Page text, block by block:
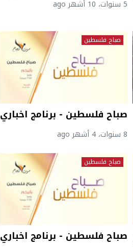
5 سنوات، 10 أشهر ago
صباح فلسطين
صباح فلسطين - برنامج اخباري
8 سنوات، 4 أشهر ago
صباح فلسطين
صباح فلسطين - برنامج اخباري